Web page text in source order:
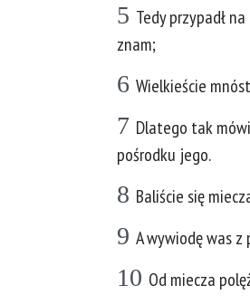
5 Tedy przypadł
znam;
6 Wielkieście
7 Dlatego tak
pośrodku jego.
8 Baliście się
9 A wywiodę was z
10 Od miecza